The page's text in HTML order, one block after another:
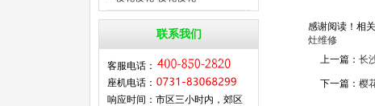
联系我们
客服电话：
座机电话：
响应时间：市区三小时内，郊区
感谢阅读！相
灶维修
上一篇： 长
下一篇： 樱